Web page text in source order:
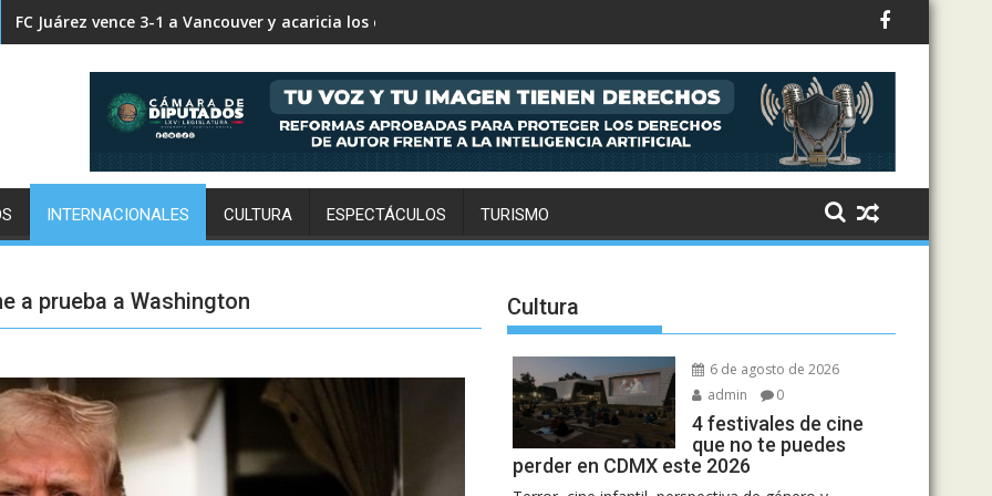
FC Juárez vence 3-1 a Vancouver y acaricia los cuartos de final
INTERNACIONALES CULTURA ESPECTÁCULOS TURISMO
a prueba a Washington Cultura
6 de agosto de 2026
admin
0
4 festivales de cine
que no te puedes
perder en CDMX este 2026